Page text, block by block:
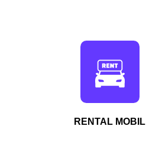
RENTAL MOBIL